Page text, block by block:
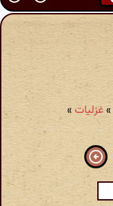
»غزلیات »